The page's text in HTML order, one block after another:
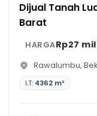
Dijual Tanah
Barat
HARGARp27
Rawalumbu,
LT: 4362 m²